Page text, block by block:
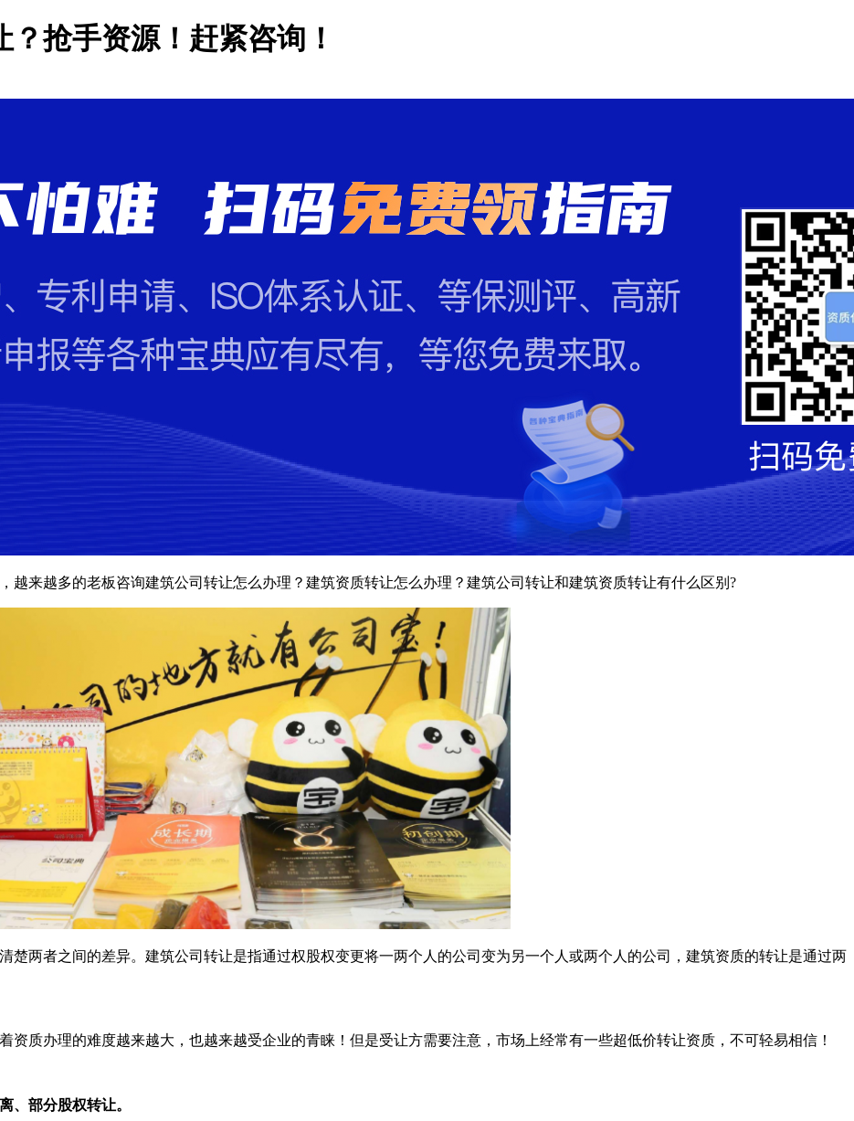
抢手资源！赶紧咨询！
越来越多的老板咨询建筑公司转让怎么办理？建筑资质转让怎么办理？建筑公司转让和建筑资质转让有什么区别?
楚两者之间的差异。建筑公司转让是指通过权股权变更将一两个人的公司变为另一个人或两个人的公司，建筑资质的转让是通过两
资质办理的难度越来越大，也越来越受企业的青睐！但是受让方需要注意，市场上经常有一些超低价转让资质，不可轻易相信！
、部分股权转让。